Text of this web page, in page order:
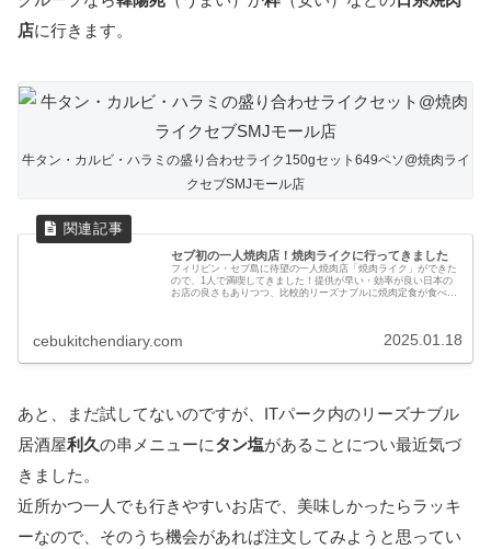
店に行きます。
牛タン・カルビ・ハラミの盛り合わせライク150gセット649ペソ@焼肉ライ
クセブSMJモール店
セブ初の一人焼肉店！焼肉ライクに行ってきました
フィリピン・セブ島に待望の一人焼肉店「焼肉ライク」ができた
ので、1人で満喫してきました！提供が早い・効率が良い日本の
お店の良さもありつつ、比較的リーズナブルに焼肉定食が食べら
cebukitchendiary.com 2025.01.18
あと、まだ試してないのですが、ITパーク内のリーズナブル
居酒屋利久の串メニューにタン塩があることについ最近気づ
きました。
近所かつ一人でも行きやすいお店で、美味しかったらラッキ
ーなので、そのうち機会があれば注文してみようと思ってい